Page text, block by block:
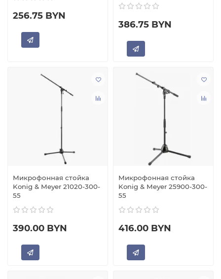
256.75 BYN
386.75 BYN
Микрофонная стойка
Konig & Meyer 21020-300-
55
390.00 BYN
Микрофонная стойка
Konig & Meyer 25900-300-
55
416.00 BYN